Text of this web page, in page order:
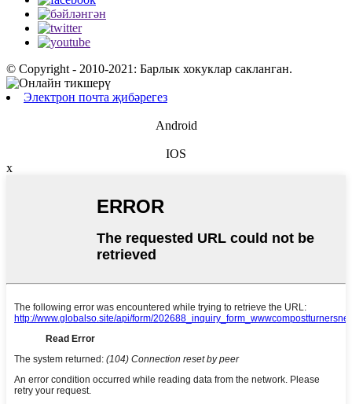
© Copyright - 2010-2021: Барлык хокуклар сакланган.
Электрон почта җибәрегез
Android
IOS
x